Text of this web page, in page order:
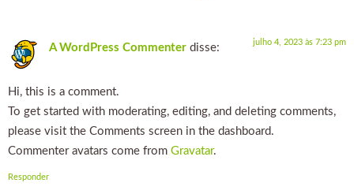
A WordPress Commenter disse: julho 4, 2023 às 7:23 pm
Hi, this is a comment.
To get started with moderating, editing, and deleting comments,
please visit the Comments screen in the dashboard.
Commenter avatars come from Gravatar.
Responder